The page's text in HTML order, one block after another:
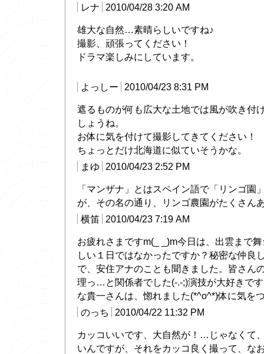
レナ 2010/04/28 3:20 AM
雄大な自然…素晴らしいですね♪
撮影、頑張ってください！
ドラマ楽しみにしています。
よっしー 2010/04/23 8:31 PM
遮るものが何も広大な土地では風が吹き付
しょうね。
お体に気を付けて撮影してきてください！
ちょっとだけ北海道に似ていそうかな。
まゆ
2010/04/23 2:52 PM
「マンザナ」とはスペイン語で「リンゴ園
が、その名の通り、リンゴ農園がたくさん
横笛
2010/04/23 7:19 AM
お疲れさまですm(_ _)m今日は、出雲まで
しい１日ではなかったですか？秘密な仲良
で、安住アナのことも聞きました。皆さん
理っ…と関係者でした(-.-;)演技が大好きで
な貴一さんは、惚れました(*^o^*)体に気を
のっち
2010/04/22 11:32 PM
カッコいいです、大自然が！…じゃなくて
いんですが、それをカッコ良く撮って、な